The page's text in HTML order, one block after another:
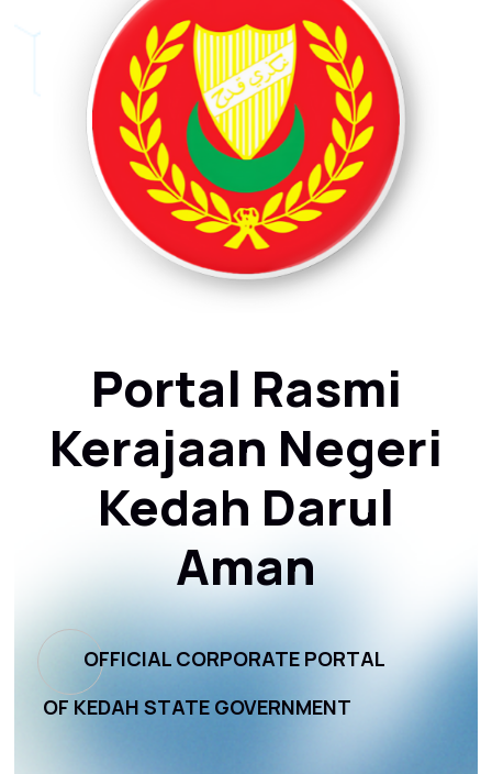
Portal Rasmi
Kerajaan Negeri
Kedah Darul
Aman
OFFICIAL CORPORATE PORTAL
OF KEDAH STATE GOVERNMENT